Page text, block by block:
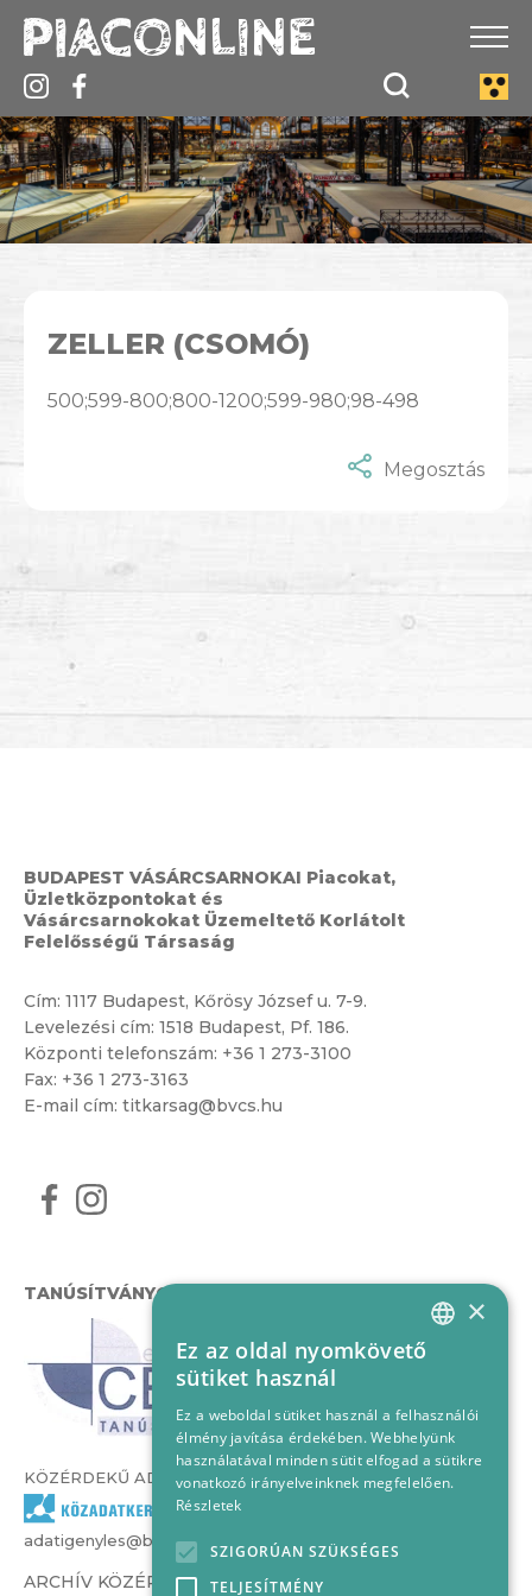
ZELLER (CSOMÓ)
500;599-800;800-1200;599-980;98-498
Megosztás
BUDAPEST VÁSÁRCSARNOKAI Piacokat,
Üzletközpontokat és
Vásárcsarnokokat Üzemeltető Korlátolt
Felelősségű Társaság
Cím: 1117 Budapest, Kőrösy József u. 7-9.
Levelezési cím: 1518 Budapest, Pf. 186.
Központi telefonszám: +36 1 273-3100
Fax: +36 1 273-3163
E-mail cím: titkarsag@bvcs.hu
TANÚSÍTVÁNYOK
KÖZÉRDEKŰ ADATOK
adatigenyles@bvcs.hu
ARCHÍV KÖZÉRDEKŰ ADATOK –
HUNGARIAN
×
Ez az oldal nyomkövető
sütiket használ
Ez a weboldal sütiket használ a felhasználói
élmény javítása érdekében. Webhelyünk
használatával minden sütit elfogad a sütikre
vonatkozó irányelveinknek megfelelően.
Részletek
SZIGORÚAN SZÜKSÉGES
TELJESÍTMÉNY